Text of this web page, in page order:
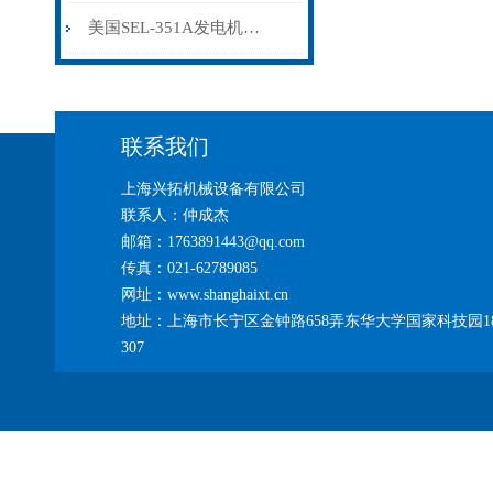
美国SEL-351A发电机保护继电器技术特性
联系我们
上海兴拓机械设备有限公司
联系人：仲成杰
邮箱：1763891443@qq.com
传真：021-62789085
网址：www.shanghaixt.cn
地址：上海市长宁区金钟路658弄东华大学国家科技园
307